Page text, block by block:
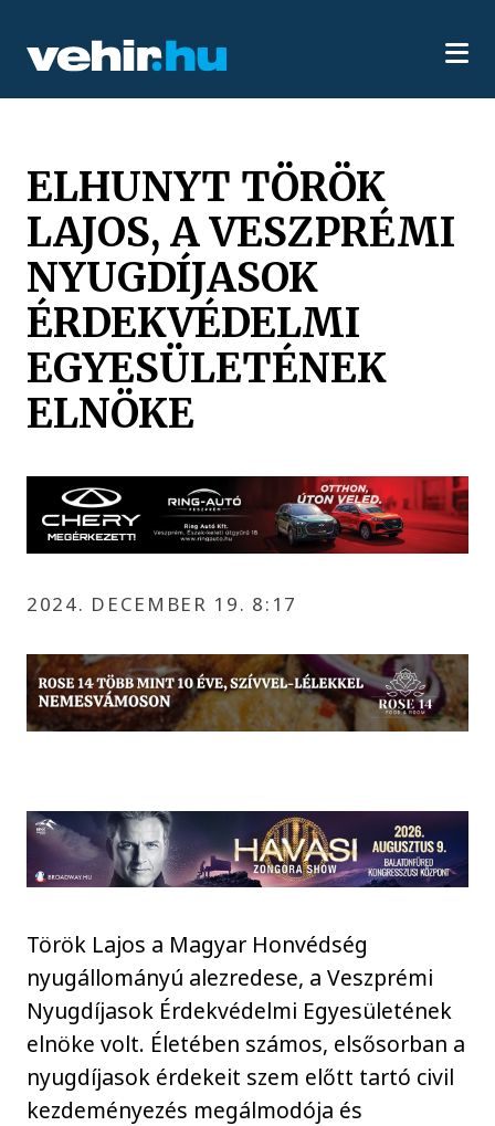
ELHUNYT TÖRÖK
LAJOS, A VESZPRÉMI
NYUGDÍJASOK
ÉRDEKVÉDELMI
EGYESÜLETÉNEK
ELNÖKE
2024. DECEMBER 19. 8:17
Török Lajos a Magyar Honvédség
nyugállományú alezredese, a Veszprémi
Nyugdíjasok Érdekvédelmi Egyesületének
elnöke volt. Életében számos, elsősorban a
nyugdíjasok érdekeit szem előtt tartó civil
kezdeményezés megálmodója és